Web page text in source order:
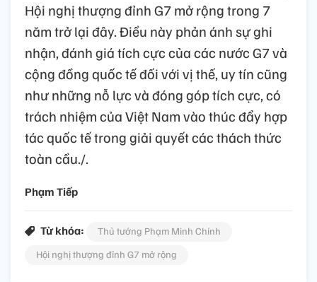
Hội nghị thượng đỉnh G7 mở rộng trong 7
năm trở lại đây. Điều này phản ánh sự ghi
nhận, đánh giá tích cực của các nước G7 và
cộng đồng quốc tế đối với vị thế, uy tín cũng
như những nỗ lực và đóng góp tích cực, có
trách nhiệm của Việt Nam vào thúc đẩy hợp
tác quốc tế trong giải quyết các thách thức
toàn cầu./.
Phạm Tiếp
Từ khóa:
Thủ tướng Phạm Minh Chính
Hội nghị thượng đỉnh G7 mở rộng